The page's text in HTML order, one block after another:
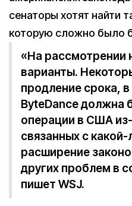
сенаторы хотят найти
которую сложно было
«На рассмотрении
варианты.
продление срока,
ByteDance должна
операции в США
связанных с
расширение
других проблем в
пишет WSJ.